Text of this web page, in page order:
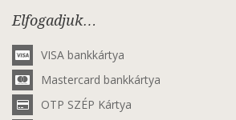
Elfogadjuk…
VISA bankkártya
Mastercard bankkártya
OTP SZÉP Kártya